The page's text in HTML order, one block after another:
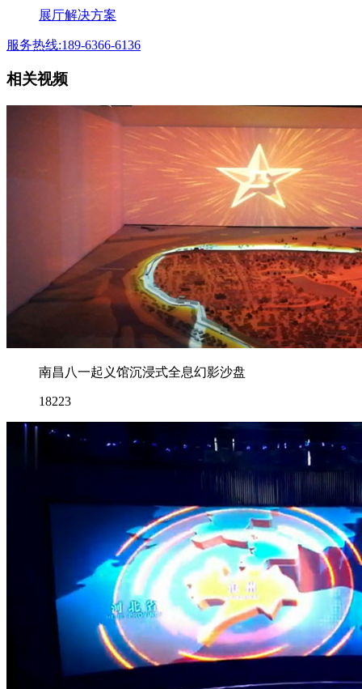
展厅解决方案
服务热线:189-6366-6136
相关视频
南昌八一起义馆沉浸式全息幻影沙盘
18223